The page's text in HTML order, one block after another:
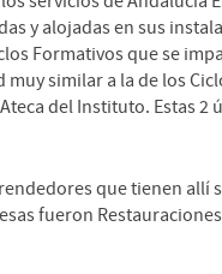
y alojadas en sus
Formativos que se
muy similar a la de los
del Instituto. Estas
que tienen allí
fueron